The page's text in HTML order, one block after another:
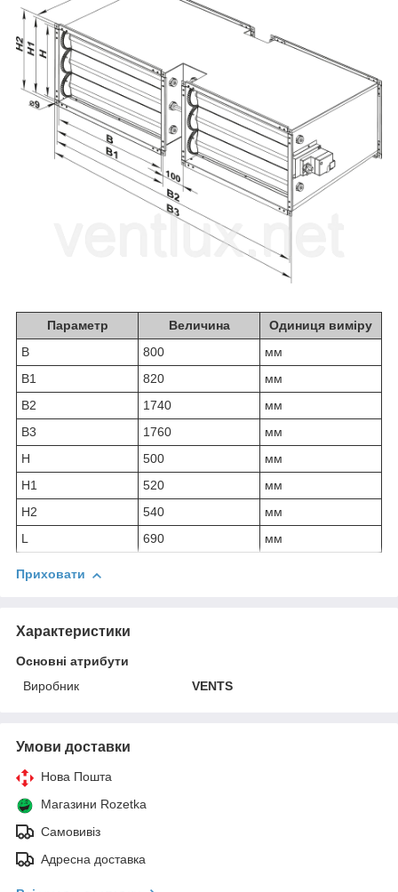
Параметр Величина
Одиниця виміру
B
800
мм
B1
820
мм
B2
1740
мм
B3
1760
мм
H
500
мм
H1
520
мм
H2
540
мм
L
690 мм
Приховати
Характеристики
Основні атрибути
Виробник
VENTS
Умови доставки
Нова Пошта
Магазини Rozetka
Самовивіз
Адресна доставка